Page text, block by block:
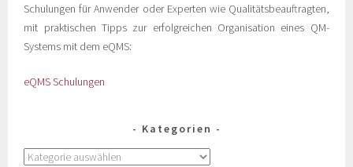
Schulungen für Anwender oder Experten wie Qualitätsbeauftragten,
mit praktischen Tipps zur erfolgreichen Organisation eines QM-
Systems mit dem eQMS:
eQMS Schulungen
Kategorien